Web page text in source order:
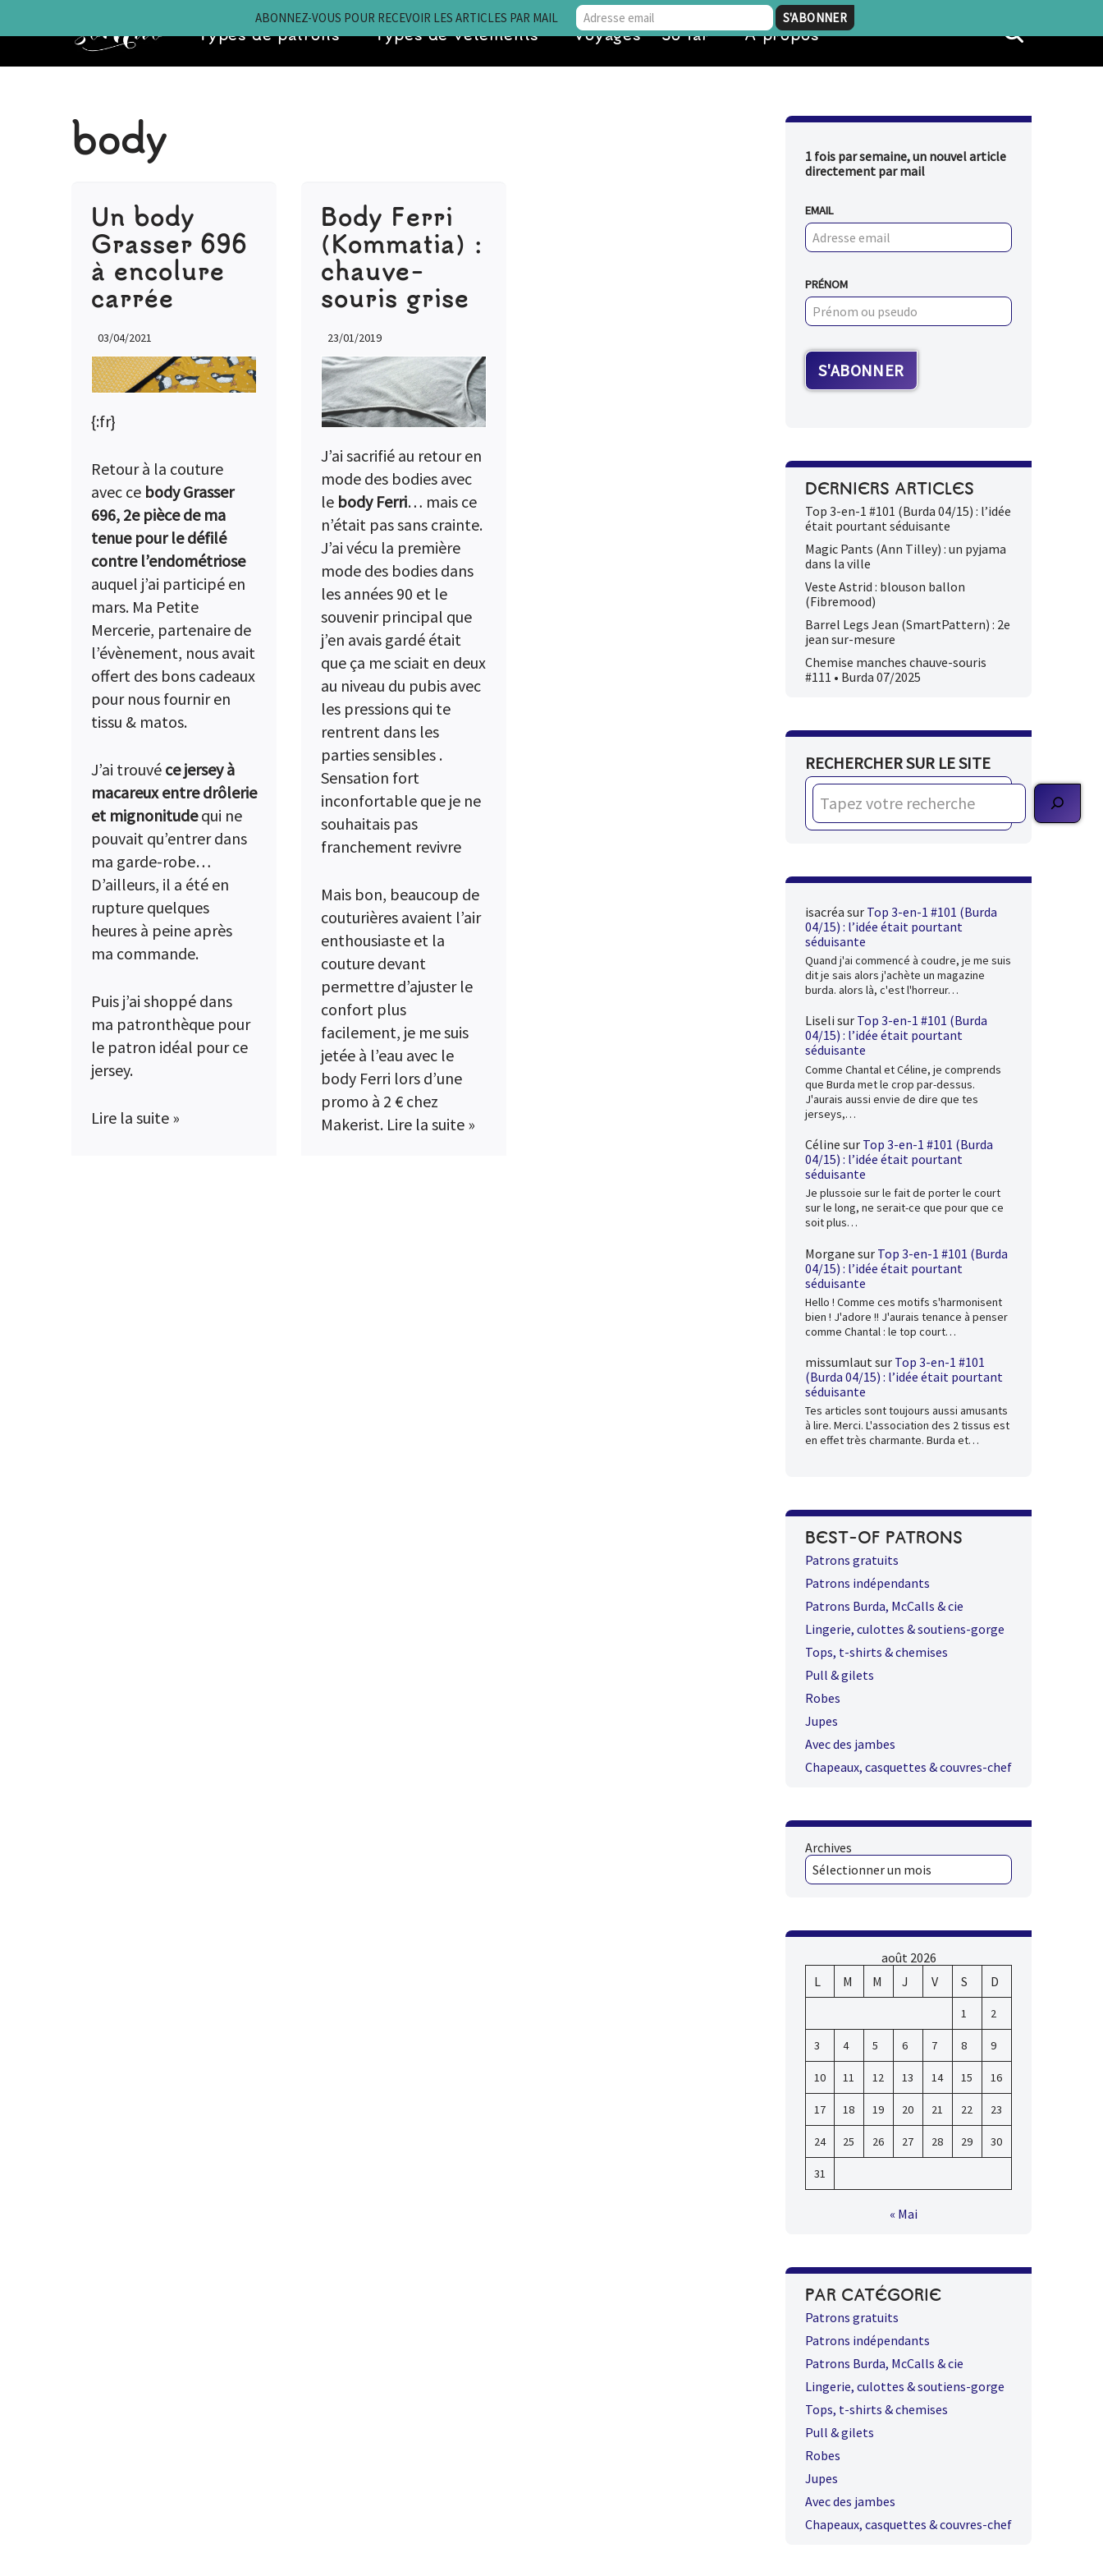
au
Types de patrons Types de vêtements Voyages • So far À propos
body
Un body
Grasser 696
à encolure
carrée
03/04/2021
{:fr}
Retour à la couture
avec ce body Grasser
696, 2e pièce de ma
tenue pour le défilé
contre l’endométriose
auquel j’ai participé en
mars. Ma Petite
Mercerie, partenaire de
l’évènement, nous avait
offert des bons cadeaux
pour nous fournir en
tissu & matos.
J’ai trouvé ce jersey à
macareux entre drôlerie
et mignonitudequi ne
pouvait qu’entrer dans
ma garde-robe…
D’ailleurs, il a été en
rupture quelques
heures à peine après
ma commande.
Puis j’ai shoppé dans
ma patronthèque pour
le patron idéal pour ce
jersey.
Lire la suite »
Body Ferri
(Kommatia) :
chauve-
souris grise
23/01/2019
J’ai sacrifié au retour en
mode des bodies avec
le body Ferri… mais ce
n’était pas sans crainte.
J’ai vécu la première
mode des bodies dans
les années 90 et le
souvenir principal que
j’en avais gardé était
que ça me sciait en deux
au niveau du pubis avec
les pressions qui te
rentrent dans les
parties sensibles .
Sensation fort
inconfortable que je ne
souhaitais pas
franchement revivre
Mais bon, beaucoup de
couturières avaient l’air
enthousiaste et la
couture devant
permettre d’ajuster le
confort plus
facilement, je me suis
jetée à l’eau avec le
body Ferri lors d’une
promo à 2 € chez
Makerist. Lire la suite »
1 fois par semaine, un nouvel article
directement par mail
EMAIL
PRÉNOM
DERNIERS ARTICLES
Top 3-en-1 #101 (Burda 04/15) : l’idée
était pourtant séduisante
Magic Pants (Ann Tilley) : un pyjama
dans la ville
Veste Astrid : blouson ballon
(Fibremood)
Barrel Legs Jean (SmartPattern) : 2e
jean sur-mesure
Chemise manches chauve-souris
#111 • Burda 07/2025
RECHERCHER SUR LE SITE
isacréa sur Top 3-en-1 #101 (Burda
04/15) : l’idée était pourtant
séduisante
Quand j'ai commencé à coudre, je me suis
dit je sais alors j'achète un magazine
burda. alors là, c'est l'horreur…
Liseli sur Top 3-en-1 #101 (Burda
04/15) : l’idée était pourtant
séduisante
Comme Chantal et Céline, je comprends
que Burda met le crop par-dessus.
J'aurais aussi envie de dire que tes
jerseys,…
Céline sur Top 3-en-1 #101 (Burda
04/15) : l’idée était pourtant
séduisante
Je plussoie sur le fait de porter le court
sur le long, ne serait-ce que pour que ce
soit plus…
Morgane sur Top 3-en-1 #101 (Burda
04/15) : l’idée était pourtant
séduisante
Hello ! Comme ces motifs s'harmonisent
bien ! J'adore !! J'aurais tenance à penser
comme Chantal : le top court…
missumlautsur Top 3-en-1 #101
(Burda 04/15) : l’idée était pourtant
séduisante
Tes articles sont toujours aussi amusants
à lire. Merci. L'association des 2 tissus est
en effet très charmante. Burda et…
BEST-OF PATRONS
Patrons gratuits
Patrons indépendants
Patrons Burda, McCalls & cie
Lingerie, culottes & soutiens-gorge
Tops, t-shirts & chemises
Pull & gilets
Robes
Jupes
Avec des jambes
Chapeaux, casquettes & couvres-chef
Archives
août 2026
L
M M J V S D
1 2
3 4 5 6 7 8 9
10 11 12 13 14 15 16
17 18 19 20 21 22 23
24 25 26 27 28 29 30
31
« Mai
PAR CATÉGORIE
Patrons gratuits
Patrons indépendants
Patrons Burda, McCalls & cie
Lingerie, culottes & soutiens-gorge
Tops, t-shirts & chemises
Pull & gilets
Robes
Jupes
Avec des jambes
Chapeaux, casquettes & couvres-chef
ABONNEZ-VOUS POUR RECEVOIR LES ARTICLES PAR MAIL